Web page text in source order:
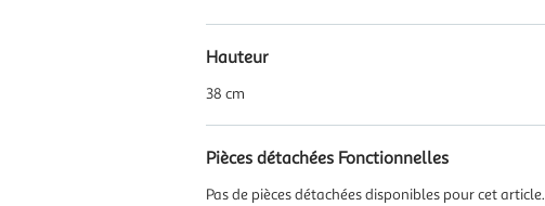
Hauteur
38 cm
Pièces détachées Fonctionnelles
Pas de pièces détachées disponibles pour cet article.